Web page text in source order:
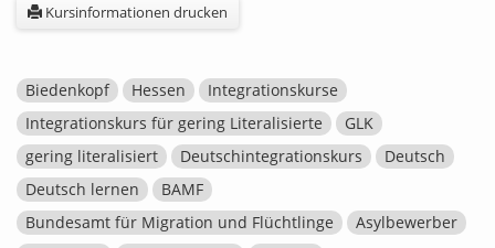
Kursinformationen drucken
Biedenkopf Hessen
Integrationskurse
Integrationskurs für gering Literalisierte
GLK
gering literalisiert
Deutschintegrationskurs
Deutsch
Deutsch lernen
BAMF
Bundesamt für Migration und Flüchtlinge
Asylbewerber